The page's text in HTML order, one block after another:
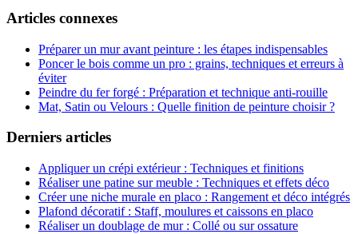
Articles connexes
Préparer un mur avant peinture : les étapes indispensables
Poncer le bois comme un pro : grains, techniques et erreurs à
éviter
Peindre du fer forgé : Préparation et technique anti-rouille
Mat, Satin ou Velours : Quelle finition de peinture choisir ?
Derniers articles
Appliquer un crépi extérieur : Techniques et finitions
Réaliser une patine sur meuble : Techniques et effets déco
Créer une niche murale en placo : Rangement et déco intégrés
Plafond décoratif : Staff, moulures et caissons en placo
Réaliser un doublage de mur : Collé ou sur ossature